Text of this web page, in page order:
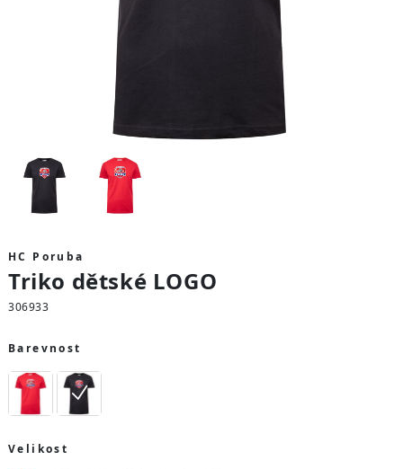
HC Poruba
Triko dětské LOGO
306933
Barevnost
Velikost